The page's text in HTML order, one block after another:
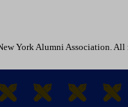
York Alumni Association. All